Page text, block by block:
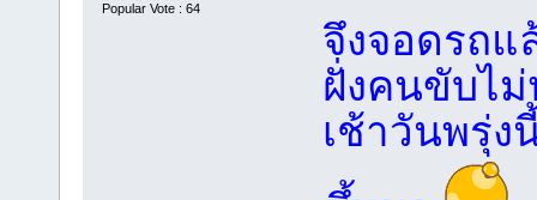
Popular Vote : 64
จึงจอดรถ
ฝั่งคนขับไ
เช้าวันพรุ่ง